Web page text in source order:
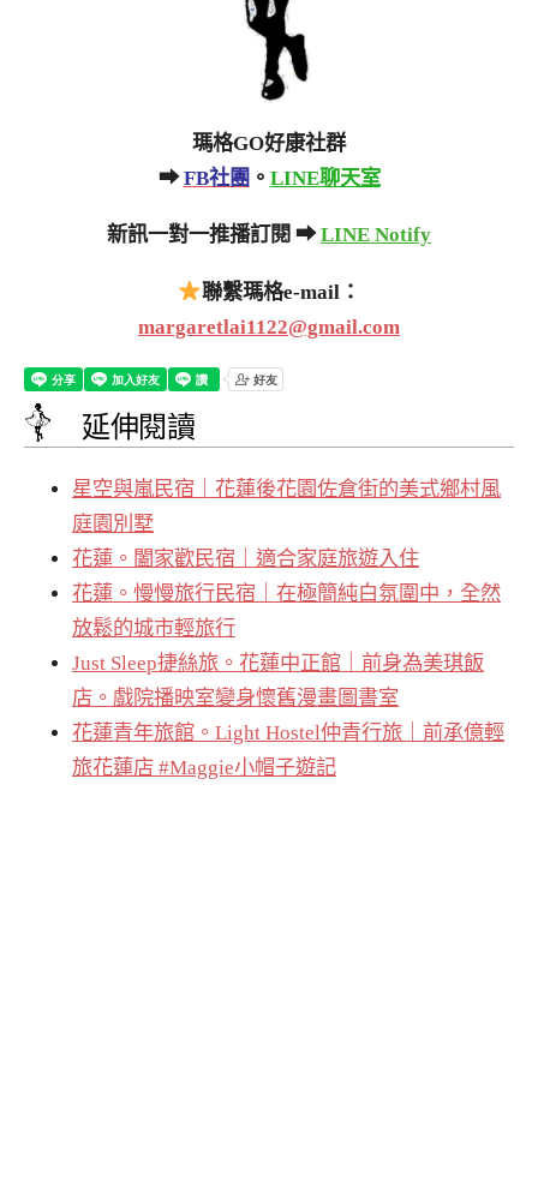
瑪格GO好康社群
➡FB社團 。 LINE聊天室
新訊一對一推播訂閱 ➡LINE Notify
聯繫瑪格e-mail：
margaretlai1122@gmail.com
延伸閱讀
星空與嵐民宿｜花蓮後花園佐倉街的美式鄉村風
庭園別墅
花蓮。闔家歡民宿｜適合家庭旅遊入住
花蓮。慢慢旅行民宿｜在極簡純白氛圍中，全然
放鬆的城市輕旅行
Just Sleep捷絲旅。花蓮中正館｜前身為美琪飯
店。戲院播映室變身懷舊漫畫圖書室
花蓮青年旅館。Light Hostel仲青行旅｜前承億輕
旅花蓮店 #Maggie小帽子遊記